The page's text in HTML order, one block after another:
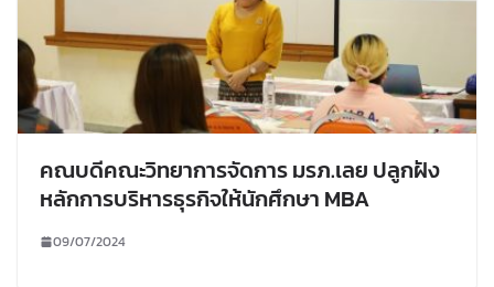
คณบดีคณะวิทยาการจัดการ มรภ.เลย ปลูกฝัง
หลักการบริหารธุรกิจให้นักศึกษา MBA
09/07/2024